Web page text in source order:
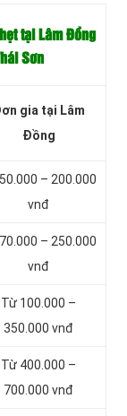
tại Lâm Đồng
Sơn
gia tại Lâm
Đồng
– 200.000
vnđ
– 250.000
vnđ
Từ 100.000 –
350.000 vnđ
Từ 400.000 –
700.000 vnđ